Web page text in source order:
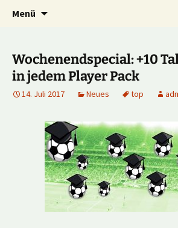
Kick it out!
Multiplayer Football Manager
Menü
Wochenendspecial: +10
in jedem Player Pack
14. Juli 2017 Neues top